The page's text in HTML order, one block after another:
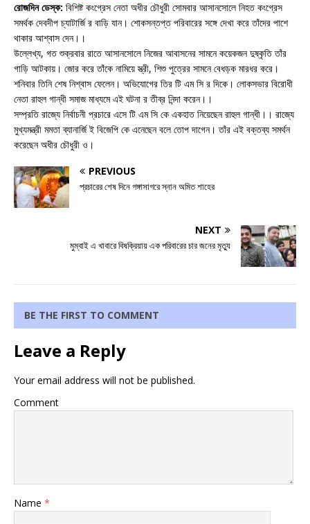
রোজদিন ডেস্ক: বিশিষ্ট কংগ্রেস নেতা অধীর চৌধুরী সোমবার আসানসোলে নিহত কংগ্রেস
সমর্থক দেবদীপ চ্যাটার্জি র বাড়ি যান। শোকসন্তপ্ত পরিবারের সঙ্গে দেখা করে তাঁদের পাশে
থাকার আশ্বাস দেন।।
উল্লেখ্য, গত শুক্রবার রাতে আসানসোলে নিজের আবাসনের সামনে কয়েকজন দুষ্কৃতি তাঁর
গাড়ি আটকায়। জোর করে তাঁকে নামিয়ে স্ত্রী, শিশু পুত্রের সামনে বেধড়ক মারধর করে।
শনিবার তিনি শেষ নিশ্বাস ফেলেন। অভিযোগের তির টি এম সি র দিকে। লোকসভার বিরোধী
নেতা রাহুল গান্ধী সমাজ মাধ্যমে এই ঘটনা র তীব্র নিন্দা করেন।।
সম্প্রতি রাজ্যে নির্বাচনী প্রচারে এসে টি এম সি কে একহাত নিয়েছেন রাহুল গান্ধী।। রাজ্যে
মুখ্যমন্ত্রী মমতা ব্যানার্জি ই বিজেপি কে এনেছেন বলে তোপ দাগেন। তাঁর এই বক্তব্য সমর্থন
করেছেন অধীর চৌধুরী ও।
PREVIOUS
প্রচারের শেষ দিনে গঙ্গাসাগরে স্নান অমিত শাহের
NEXT
মুম্বাই এ খাবারে বিষক্রিয়ায় এক পরিবারের চার জনের মৃত্যু
BE THE FIRST TO COMMENT
Leave a Reply
Your email address will not be published.
Comment
Name *